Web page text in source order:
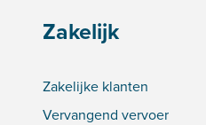
Zakelijk
Zakelijke klanten
Vervangend vervoer